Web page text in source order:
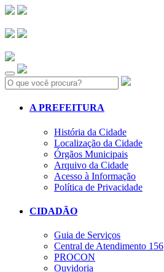
Search:
A PREFEITURA
História da Cidade
Localização da Cidade
Órgãos Municipais
Arquivo da Cidade
Acesso à Informação
Política de Privacidade
CIDADÃO
Guia de Serviços
Central de Atendimento 156
PROCON
Ouvidoria